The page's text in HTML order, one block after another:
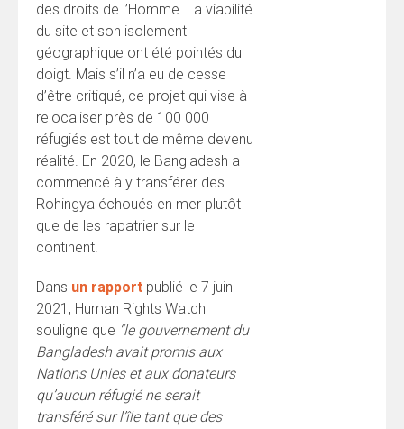
des droits de l’Homme. La viabilité
du site et son isolement
géographique ont été pointés du
doigt. Mais s’il n’a eu de cesse
d’être critiqué, ce projet qui vise à
relocaliser près de 100 000
réfugiés est tout de même devenu
réalité. En 2020, le Bangladesh a
commencé à y transférer des
Rohingya échoués en mer plutôt
que de les rapatrier sur le
continent.
Dans un rapport publié le 7 juin
2021, Human Rights Watch
souligne que “le gouvernement du
Bangladesh avait promis aux
Nations Unies et aux donateurs
qu’aucun réfugié ne serait
transféré sur l’île tant que des